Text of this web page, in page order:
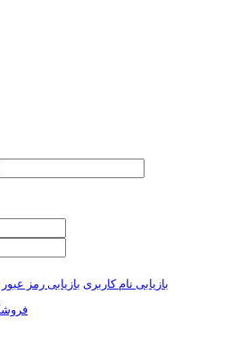
بازیابی نام کاربری بازیابی رمز عبور